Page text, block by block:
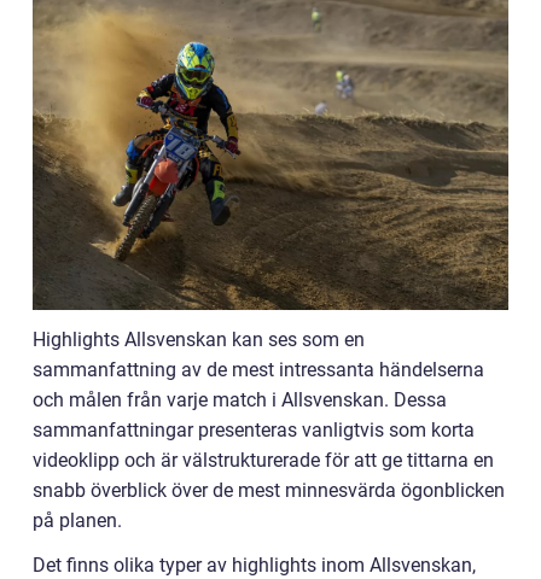
Highlights Allsvenskan kan ses som en
sammanfattning av de mest intressanta händelserna
och målen från varje match i Allsvenskan. Dessa
sammanfattningar presenteras vanligtvis som korta
videoklipp och är välstrukturerade för att ge tittarna en
snabb överblick över de mest minnesvärda ögonblicken
på planen.
Det finns olika typer av highlights inom Allsvenskan,